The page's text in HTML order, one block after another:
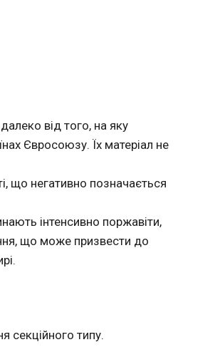
від того, на яку
Євросоюзу. Їх матеріал не
що негативно позначається
інтенсивно поржавіти,
що може призвести до
секційного типу.